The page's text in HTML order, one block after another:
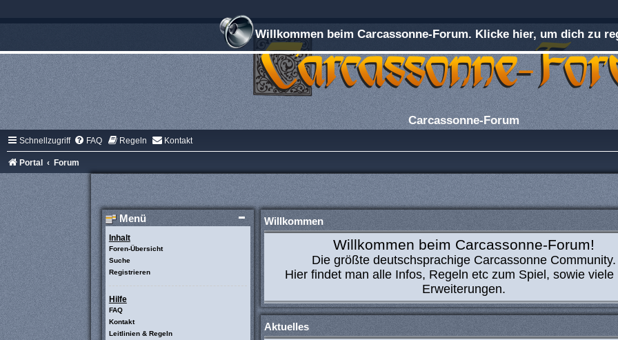
Willkommen beim Carcassonne-Forum. Klicke hier, um dich zu
Carcassonne-Forum
Schnellzugriff FAQ Regeln Kontakt
Portal Forum
Willkommen
Willkommen beim Carcassonne-Forum!
Die größte deutschsprachige Carcassonne Community.
Hier findet man alle Infos, Regeln etc zum Spiel, sowie viele
Erweiterungen.
Aktuelles
Menü
Inhalt
Foren-Übersicht
Suche
Registrieren
Hilfe
FAQ
Kontakt
Leitlinien & Regeln